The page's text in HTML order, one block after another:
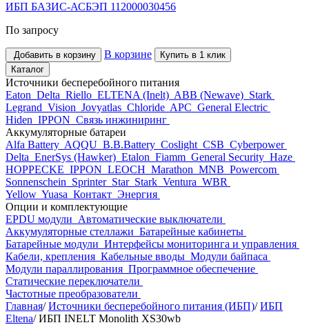
ИБП БАЗИС-АСБЭП 112000030456
По запросу
Добавить в корзину В корзине
Купить в 1 клик
Каталог
Источники бесперебойного питания
Eaton Delta Riello ELTENA (Inelt) ABB (Newave) Stark
Legrand Vision Jovyatlas Chloride APC General Electric
Hiden IPPON Связь инжиниринг
Аккумуляторные батареи
Alfa Battery AQQU B.B.Battery Coslight CSB Cyberpower
Delta EnerSys (Hawker) Etalon Fiamm General Security Haze
HOPPECKE IPPON LEOCH Marathon MNB Powercom
Sonnenschein Sprinter Star Stark Ventura WBR
Yellow Yuasa Контакт Энергия
Опции и комплектующие
EPDU модули Автоматические выключатели
Аккумуляторные стеллажи Батарейные кабинеты
Батарейные модули Интерфейсы мониторинга и управления
Кабели, крепления Кабельные вводы Модули байпаса
Модули параллирования Программное обеспечение
Статические переключатели
Частотные преобразователи
Главная/ Источники бесперебойного питания (ИБП)/ ИБП
Eltena/ ИБП INELT Monolith XS30wb